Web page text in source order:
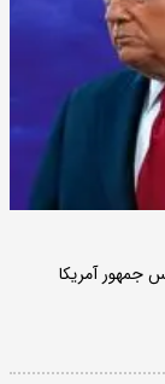
جمهور آمریکا